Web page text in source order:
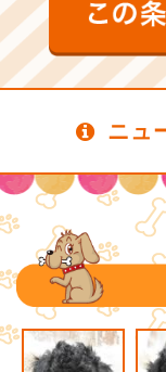
ニュ